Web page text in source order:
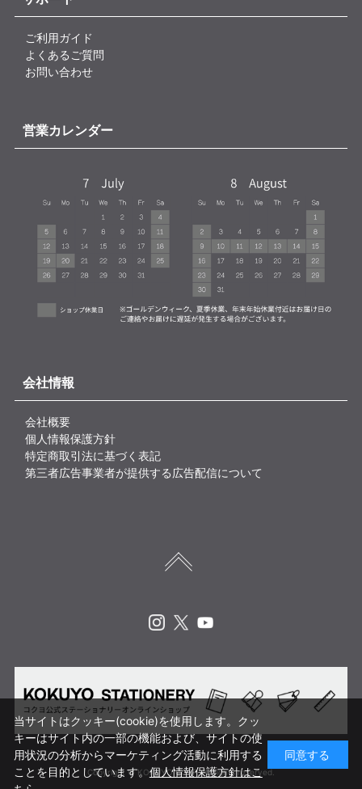
ご利用ガイド
よくあるご質問
お問い合わせ
営業カレンダー
会社情報
会社概要
個人情報保護方針
特定商取引法に基づく表記
第三者広告事業者が提供する広告配信について
Copyright © KOKUYO CORP. All rights reserved.
当サイトはクッキー(cookie)を使用します。クッ
キーはサイト内の一部の機能および、サイトの使
用状況の分析からマーケティング活動に利用する
ことを目的としています。個人情報保護方針はこ
同意する